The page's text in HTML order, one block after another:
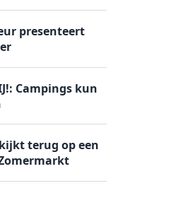
presenteert
Campings kun
terug op een